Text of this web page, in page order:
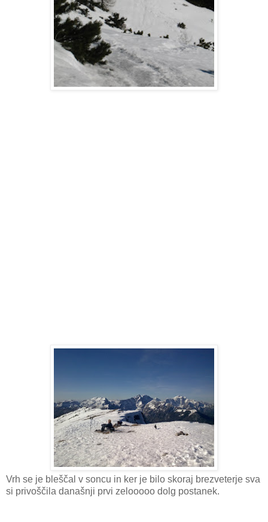
Vrh se je bleščal v soncu in ker je bilo skoraj brezveterje sva
si privoščila današnji prvi zelooooo dolg postanek.